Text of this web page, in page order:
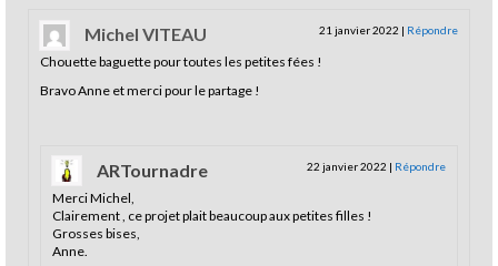
Michel VITEAU 21 janvier 2022 | Répondre
Chouette baguette pour toutes les petites fées !
Bravo Anne et merci pour le partage !
ARTournadre 22 janvier 2022 | Répondre
Merci Michel,
Clairement , ce projet plait beaucoup aux petites filles !
Grosses bises,
Anne.